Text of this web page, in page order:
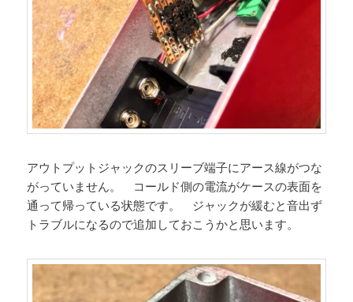
アウトプットジャックのスリーブ端子にアース線がつな
がっていません。 コールド側の電流がケースの表面を
通って帰っている状態です。 ジャックが緩むと音出ず
トラブルになるので追加しておこうかと思います。